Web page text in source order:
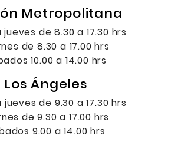
Metropolitana
jueves de 8.30 a 17.30 hrs
de 8.30 a 17.00 hrs
10.00 a 14.00 hrs
Los Ángeles
jueves de 9.30 a 17.30 hrs
de 9.30 a 17.00 hrs
9.00 a 14.00 hrs